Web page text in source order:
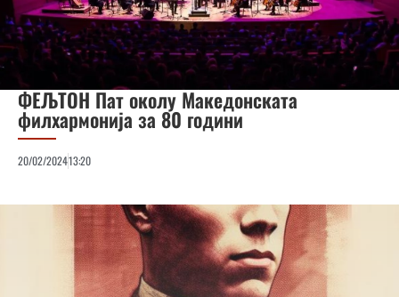
ФЕЉТОН Пат околу Македонската
филхармонија за 80 години
20/02/202413:20